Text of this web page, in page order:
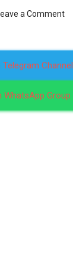
a Comment
Telegram Channel
WhatsApp Group